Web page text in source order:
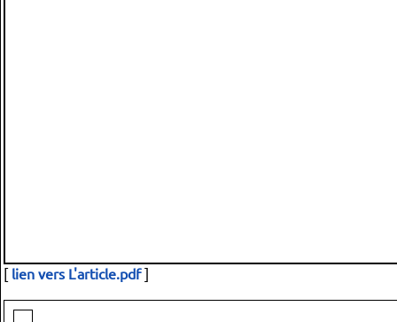
[ lien vers L'article.pdf]